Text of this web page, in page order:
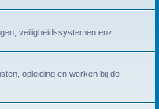
veiligheidssystemen enz.
opleiding en werken bij de